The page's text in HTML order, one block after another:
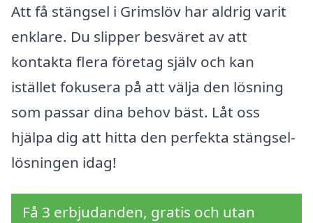
Att få stängsel i Grimslöv har aldrig varit
enklare. Du slipper besväret av att
kontakta flera företag själv och kan
istället fokusera på att välja den lösning
som passar dina behov bäst. Låt oss
hjälpa dig att hitta den perfekta stängsel-
lösningen idag!
Få 3 erbjudanden, gratis och utan